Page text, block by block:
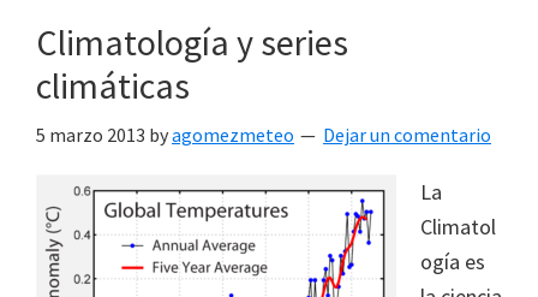
Climatología y series
climáticas
5 marzo 2013 byagomezmeteo Dejar un comentario
La
Climatol
ogía es